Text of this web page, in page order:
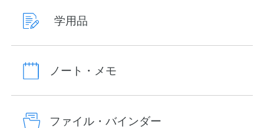
学用品
ノート・メモ
ファイル・バインダー